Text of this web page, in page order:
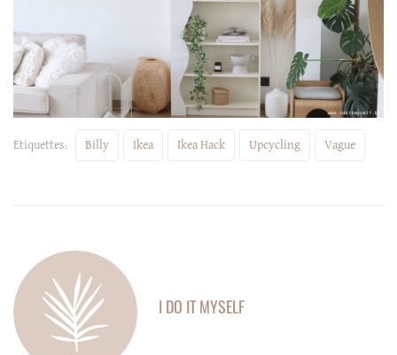
Etiquettes: Billy Ikea Ikea Hack Upcycling Vague
I DO IT MYSELF